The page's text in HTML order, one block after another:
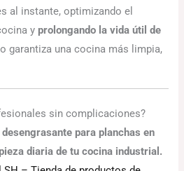
al instante, optimizando el
yprolongando la vida útil de
garantiza una cocina más limpia,
sin complicaciones?
para planchas en
diaria de tu cocina industrial.